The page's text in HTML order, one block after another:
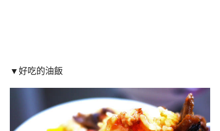
▼好吃的油飯